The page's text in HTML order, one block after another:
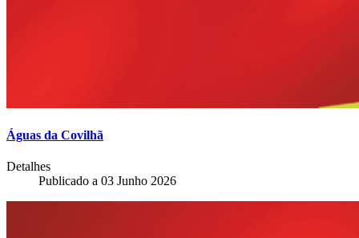
Águas da Covilhã
Detalhes
Publicado a 03 Junho 2026